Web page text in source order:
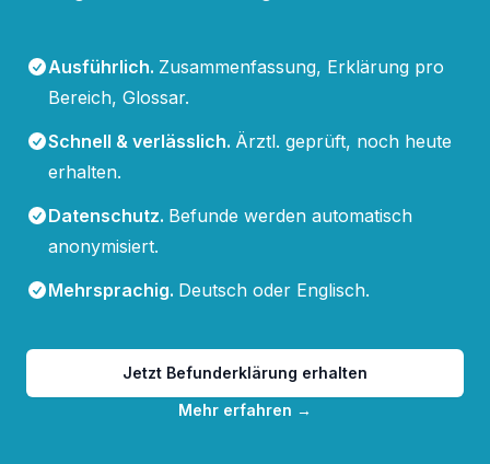
Ausführlich. Zusammenfassung, Erklärung pro
Bereich, Glossar.
Schnell & verlässlich. Ärztl. geprüft, noch heute
erhalten.
Datenschutz. Befunde werden automatisch
anonymisiert.
Mehrsprachig. Deutsch oder Englisch.
Jetzt Befunderklärung erhalten
Mehr erfahren →